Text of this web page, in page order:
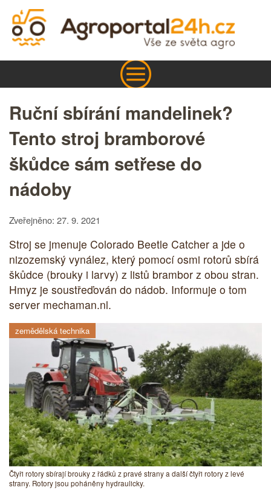
Ruční sbírání mandelinek?
Tento stroj bramborové
škůdce sám setřese do
nádoby
Zveřejněno: 27. 9. 2021
Stroj se jmenuje Colorado Beetle Catcher a jde o
nizozemský vynález, který pomocí osmi rotorů sbírá
škůdce (brouky i larvy) z listů brambor z obou stran.
Hmyz je soustřeďován do nádob. Informuje o tom
server mechaman.nl.
zemědělská technika
Čtyři rotory sbírají brouky z řádků z pravé strany a další čtyři rotory z levé
strany. Rotory jsou poháněny hydraulicky.